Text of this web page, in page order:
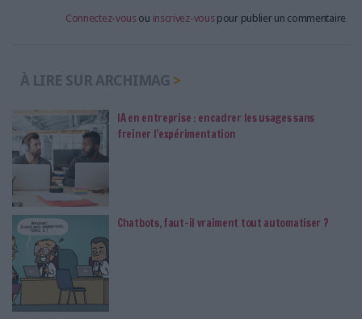
Connectez-vous ou inscrivez-vous pour publier un commentaire
À LIRE SUR ARCHIMAG
IA en entreprise : encadrer les usages sans
freiner l’expérimentation
Chatbots, faut-il vraiment tout automatiser ?